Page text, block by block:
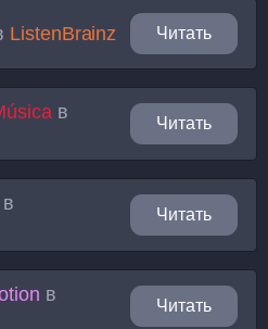
ListenBrainz Читать
в
Читать
в
Читать
в
Читать